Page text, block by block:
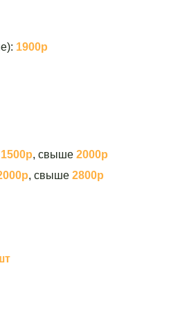
1900р
1500р, свыше 2000р
, свыше 2800р